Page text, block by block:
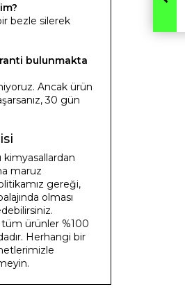
bezle silerek
bulunmakta
Ancak ürün
30 gün
kimyasallardan
maruz
gereği,
olması
tüm ürünler %100
Herhangi bir